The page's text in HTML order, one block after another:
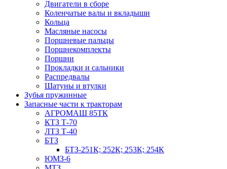
Двигатели в сборе
Коленчатые валы и вкладыши
Кольца
Масляные насосы
Поршневые пальцы
Поршнекомплекты
Поршни
Прокладки и сальники
Распредвалы
Шатуны и втулки
Зубья пружинные
Запасные части к тракторам
АГРОМАШ 85ТК
КТЗ Т-70
ЛТЗ Т-40
БТЗ
БТЗ-251К; 252К; 253К; 254К
ЮМЗ-6